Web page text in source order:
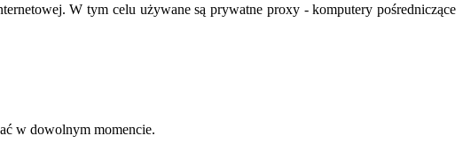
W tym celu używane są prywatne proxy - komputery pośredniczące
w dowolnym momencie.